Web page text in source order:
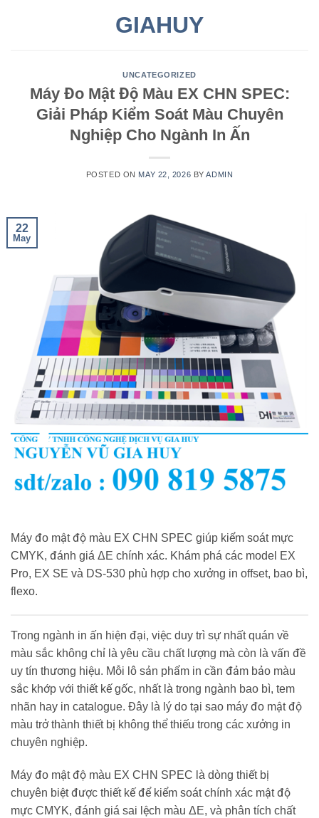
GIAHUY
UNCATEGORIZED
Máy Đo Mật Độ Màu EX CHN SPEC:
Giải Pháp Kiểm Soát Màu Chuyên
Nghiệp Cho Ngành In Ấn
POSTED ON MAY 22, 2026 BYADMIN
22
May
Máy đo mật độ màu EX CHN SPEC giúp kiểm soát mực
CMYK, đánh giá ΔE chính xác. Khám phá các model EX
Pro, EX SE và DS-530 phù hợp cho xưởng in offset, bao bì,
flexo.
Trong ngành in ấn hiện đại, việc duy trì sự nhất quán về
màu sắc không chỉ là yêu cầu chất lượng mà còn là vấn đề
uy tín thương hiệu. Mỗi lô sản phẩm in cần đảm bảo màu
sắc khớp với thiết kế gốc, nhất là trong ngành bao bì, tem
nhãn hay in catalogue. Đây là lý do tại sao máy đo mật độ
màu trở thành thiết bị không thể thiếu trong các xưởng in
chuyên nghiệp.
Máy đo mật độ màu EX CHN SPEC là dòng thiết bị
chuyên biệt được thiết kế để kiểm soát chính xác mật độ
mực CMYK, đánh giá sai lệch màu ΔE, và phân tích chất